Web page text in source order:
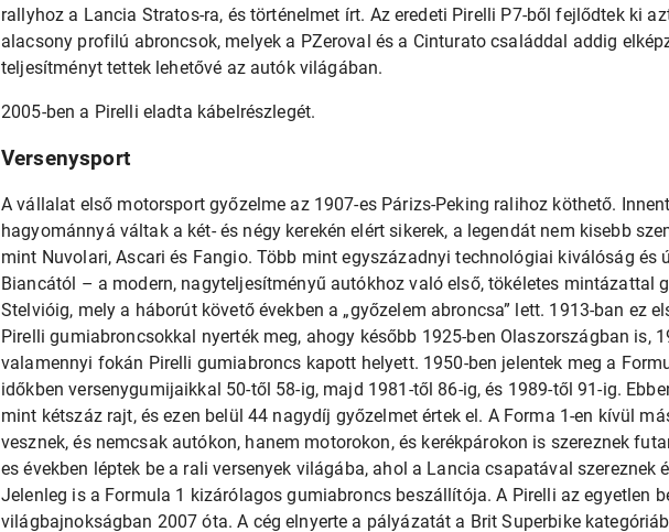
rallyhoz a Lancia Stratos-ra, és történelmet írt. Az eredeti Pirelli P7-ből fejlődtek ki
alacsony profilú abroncsok, melyek a PZeroval és a Cinturato családdal addig
teljesítményt tettek lehetővé az autók világában.
2005-ben a Pirelli eladta kábelrészlegét.
Versenysport
A vállalat első motorsport győzelme az 1907-es Párizs-Peking ralihoz köthető.
hagyománnyá váltak a két- és négy kerekén elért sikerek, a legendát nem kisebb
mint Nuvolari, Ascari és Fangio. Több mint egyszázadnyi technológiai kiválóság és
Biancától – a modern, nagyteljesítményű autókhoz való első, tökéletes mintázattal
Stelvióig, mely a háborút követő években a „győzelem abroncsa” lett. 1913-ban ez
Pirelli gumiabroncsokkal nyerték meg, ahogy később 1925-ben Olaszországban is,
valamennyi fokán Pirelli gumiabroncs kapott helyett. 1950-ben jelentek meg a
időkben versenygumijaikkal 50-től 58-ig, majd 1981-től 86-ig, és 1989-től 91-ig.
mint kétszáz rajt, és ezen belül 44 nagydíj győzelmet értek el. A Forma 1-en kívül
vesznek, és nemcsak autókon, hanem motorokon, és kerékpárokon is szereznek
es években léptek be a rali versenyek világába, ahol a Lancia csapatával szereznek
Jelenleg is a Formula 1 kizárólagos gumiabroncs beszállítója. A Pirelli az egyetlen
világbajnokságban 2007 óta. A cég elnyerte a pályázatát a Brit Superbike